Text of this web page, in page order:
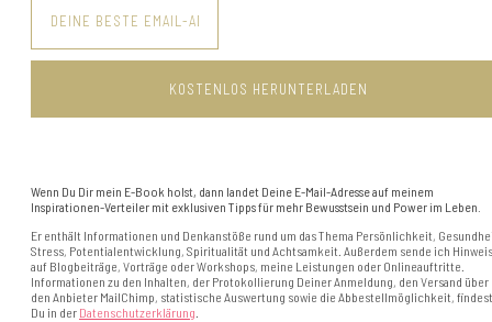
Wenn Du Dir mein E-Book holst, dann landet Deine E-Mail-Adresse auf meinem
Inspirationen-Verteiler mit exklusiven Tipps für mehr Bewusstsein und Power im Leben.
Er enthält Informationen und Denkanstöße rund um das Thema Persönlichkeit,
Stress, Potentialentwicklung, Spiritualität und Achtsamkeit. Außerdem sende ich
auf Blogbeiträge, Vorträge oder Workshops, meine Leistungen oder Onlineauftritte.
Informationen zu den Inhalten, der Protokollierung Deiner Anmeldung, den Versand über
den Anbieter MailChimp, statistische Auswertung sowie die Abbestellmöglichkeit, findest
Du in der Datenschutzerklärung